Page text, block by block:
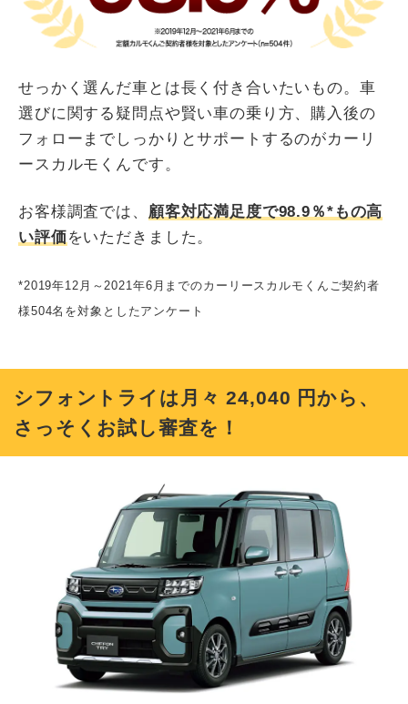
せっかく選んだ車とは長く付き合いたいもの。車
選びに関する疑問点や賢い車の乗り方、購入後の
フォローまでしっかりとサポートするのがカーリ
ースカルモくんです。
お客様調査では、 顧客対応満足度で98.9％*もの高
い評価をいただきました。
*2019年12月～2021年6月までのカーリースカルモくんご契約者
様504名を対象としたアンケート
シフォントライは月々24,040 円から、
さっそくお試し審査を！